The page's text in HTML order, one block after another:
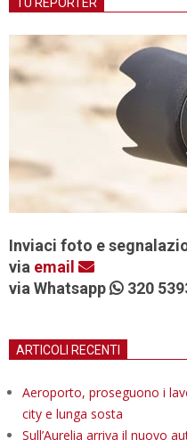
TU REPORTER
Inviaci foto e
via email
via Whatsapp
320
ARTICOLI RECENTI
Aeroporto, proseguono i
city e lunga sosta
Sull’Aurelia arriva il nuovo